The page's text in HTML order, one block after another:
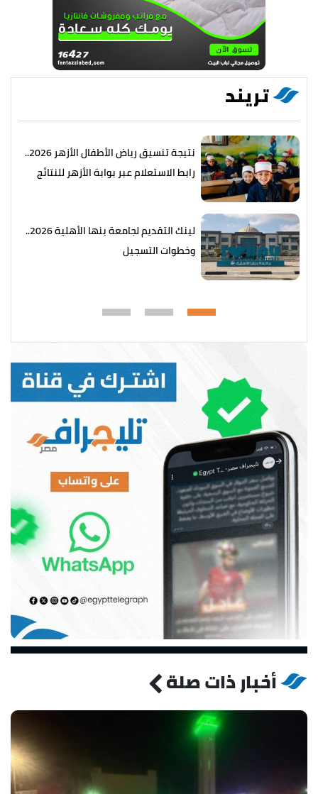
تريند
نتيجة تنسيق رياض الأطفال الأزهر 2026..
رابط الاستعلام عبر بوابة الأزهر للنتائج
لينك التقديم لجامعة بنها الأهلية 2026..
وخطوات التسجيل
أخبار ذات صلة